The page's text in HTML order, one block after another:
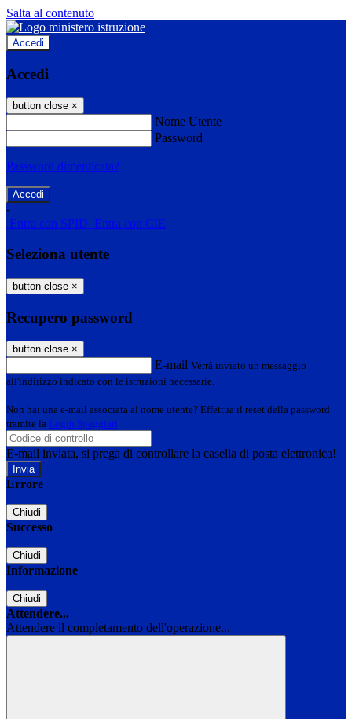
Salta al contenuto
Accedi
Accedi
button close ×
Nome Utente
Password
Password dimenticata?
-
Entra con SPID Entra con CIE
Seleziona utente
button close ×
Recupero password
button close ×
E-mail Verrà inviato un messaggio
all'indirizzo indicato con le istruzioni necessarie.
Non hai una e-mail associata al nome utente? Effettua il reset della password
tramite la Login Spaggiari
E-mail inviata, si prega di controllare la casella di posta elettronica!
Errore
Chiudi
Successo
Chiudi
Informazione
Chiudi
Attendere...
Attendere il completamento dell'operazione...